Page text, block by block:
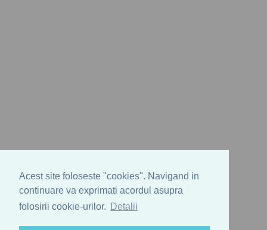
Acest site foloseste "cookies". Navigand in
continuare va exprimati acordul asupra
folosirii cookie-urilor.
Detalii